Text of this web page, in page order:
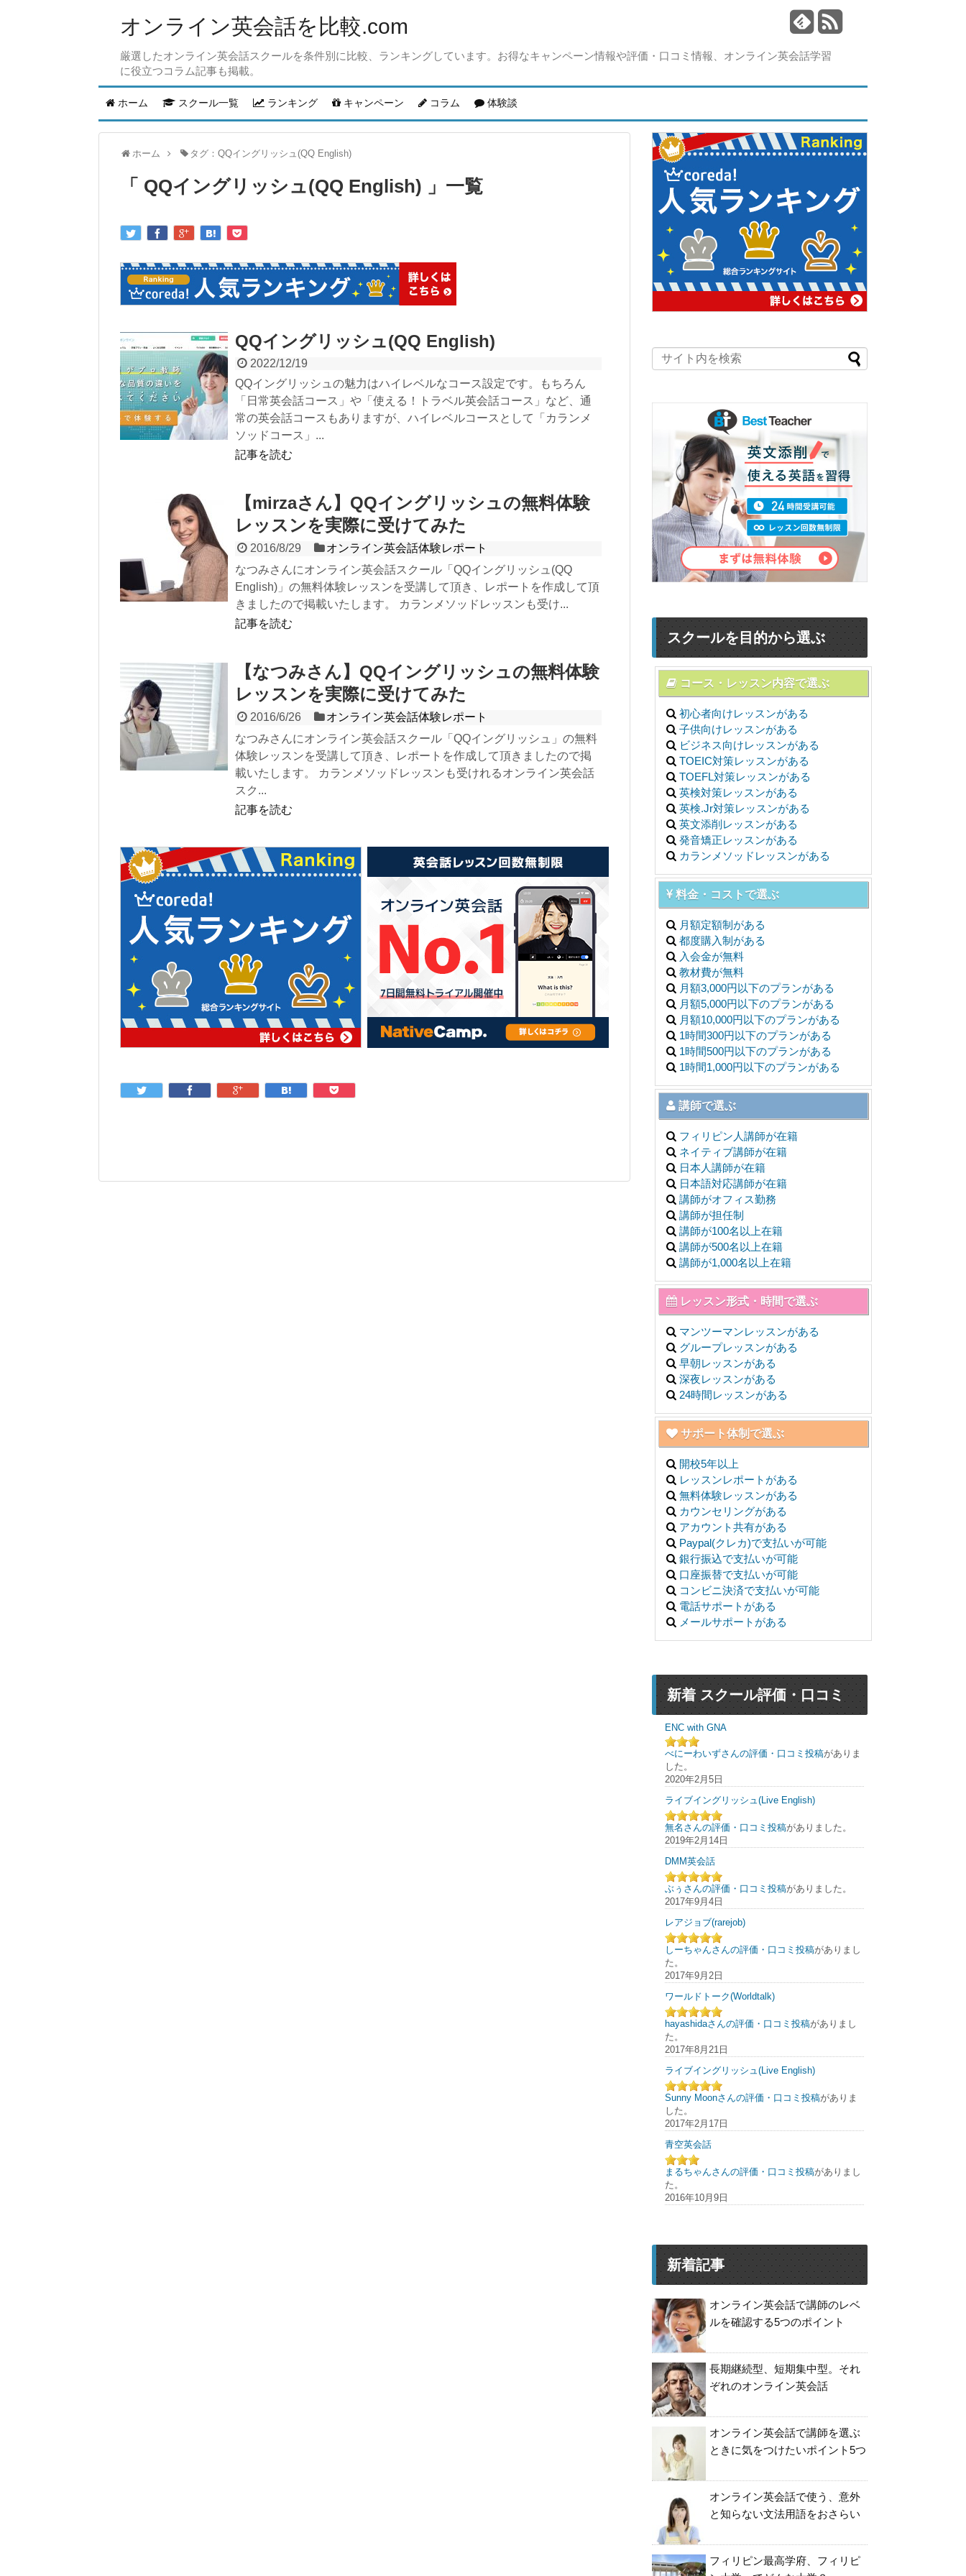
オンライン英会話を比較.com
厳選したオンライン英会話スクールを条件別に比較、ランキングしています。お得なキャンペーン情報や評価・口コミ情報、オンライン英会話学習
に役立つコラム記事も掲載。
ホーム スクール一覧 ランキング キャンペーン コラム 体験談
ホーム タグ：QQイングリッシュ(QQ English)
QQイングリッシュ(QQ English) 一覧
QQイングリッシュ(QQ English)
2022/12/19
QQイングリッシュの魅力はハイレベルなコース設定です。もちろん
「日常英会話コース」や「使える！トラベル英会話コース」など、通
常の英会話コースもありますが、ハイレベルコースとして「カランメ
ソッドコース」...
記事を読む
【mirzaさん】QQイングリッシュの無料体験
レッスンを実際に受けてみた
2016/8/29
オンライン英会話体験レポート
なつみさんにオンライン英会話スクール「QQイングリッシュ(QQ
English)」の無料体験レッスンを受講して頂き、レポートを作成して頂
きましたので掲載いたします。 カランメソッドレッスンも受け...
記事を読む
【なつみさん】QQイングリッシュの無料体験
レッスンを実際に受けてみた
2016/6/26
オンライン英会話体験レポート
なつみさんにオンライン英会話スクール「QQイングリッシュ」の無料
体験レッスンを受講して頂き、レポートを作成して頂きましたので掲
載いたします。 カランメソッドレッスンも受けれるオンライン英会話
スク...
記事を読む
スクールを目的から選ぶ
コース・レッスン内容で選ぶ
初心者向けレッスンがある
子供向けレッスンがある
ビジネス向けレッスンがある
TOEIC対策レッスンがある
TOEFL対策レッスンがある
英検対策レッスンがある
英検.Jr対策レッスンがある
英文添削レッスンがある
発音矯正レッスンがある
カランメソッドレッスンがある
料金・コストで選ぶ
月額定額制がある
都度購入制がある
入会金が無料
教材費が無料
月額3,000円以下のプランがある
月額5,000円以下のプランがある
月額10,000円以下のプランがある
1時間300円以下のプランがある
1時間500円以下のプランがある
1時間1,000円以下のプランがある
講師で選ぶ
フィリピン人講師が在籍
ネイティブ講師が在籍
日本人講師が在籍
日本語対応講師が在籍
講師がオフィス勤務
講師が担任制
講師が100名以上在籍
講師が500名以上在籍
講師が1,000名以上在籍
レッスン形式・時間で選ぶ
マンツーマンレッスンがある
グループレッスンがある
早朝レッスンがある
深夜レッスンがある
24時間レッスンがある
サポート体制で選ぶ
開校5年以上
レッスンレポートがある
無料体験レッスンがある
カウンセリングがある
アカウント共有がある
Paypal(クレカ)で支払いが可能
銀行振込で支払いが可能
口座振替で支払いが可能
コンビニ決済で支払いが可能
電話サポートがある
メールサポートがある
新着 スクール評価・口コミ
ENC with GNA
べにーわいずさんの評価・口コミ投稿がありま
した。
2020年2月5日
ライブイングリッシュ(Live English)
無名さんの評価・口コミ投稿がありました。
2019年2月14日
DMM英会話
ぶぅさんの評価・口コミ投稿がありました。
2017年9月4日
レアジョブ(rarejob)
しーちゃんさんの評価・口コミ投稿がありまし
た。
2017年9月2日
ワールドトーク(Worldtalk)
hayashidaさんの評価・口コミ投稿がありまし
た。
2017年8月21日
ライブイングリッシュ(Live English)
Sunny Moonさんの評価・口コミ投稿がありま
した。
2017年2月17日
青空英会話
まるちゃんさんの評価・口コミ投稿がありまし
た。
2016年10月9日
新着記事
オンライン英会話で講師のレベ
ルを確認する5つのポイント
長期継続型、短期集中型。それ
ぞれのオンライン英会話
オンライン英会話で講師を選ぶ
ときに気をつけたいポイント5つ
オンライン英会話で使う、意外
と知らない文法用語をおさらい
フィリピン最高学府、フィリピ